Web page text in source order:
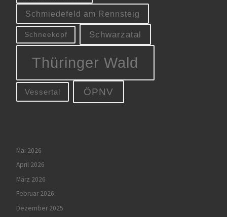
Schmiedefeld am Rennsteig
Schneekopf Schwarzatal
Thüringer Wald
Vessertal ÖPNV
Mai 2026
April 2026
März 2026
Februar 2026
Dezember 2025